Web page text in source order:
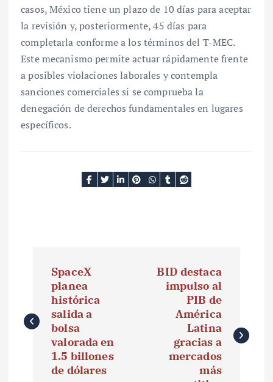
casos, México tiene un plazo de 10 días para aceptar
la revisión y, posteriormente, 45 días para
completarla conforme a los términos del T-MEC.
Este mecanismo permite actuar rápidamente frente
a posibles violaciones laborales y contempla
sanciones comerciales si se comprueba la
denegación de derechos fundamentales en lugares
específicos.
v
e
SpaceX
planea
histórica
salida a
bolsa
valorada en
1.5 billones
de dólares
BID destaca
impulso al
PIB de
América
Latina
gracias a
mercados
más